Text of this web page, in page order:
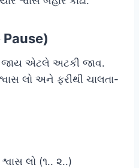
Pause)
જાય એટલે અટકી જાવ.
લો અને ફરીથી ચાલતા-
લો (૧.. ૨..)